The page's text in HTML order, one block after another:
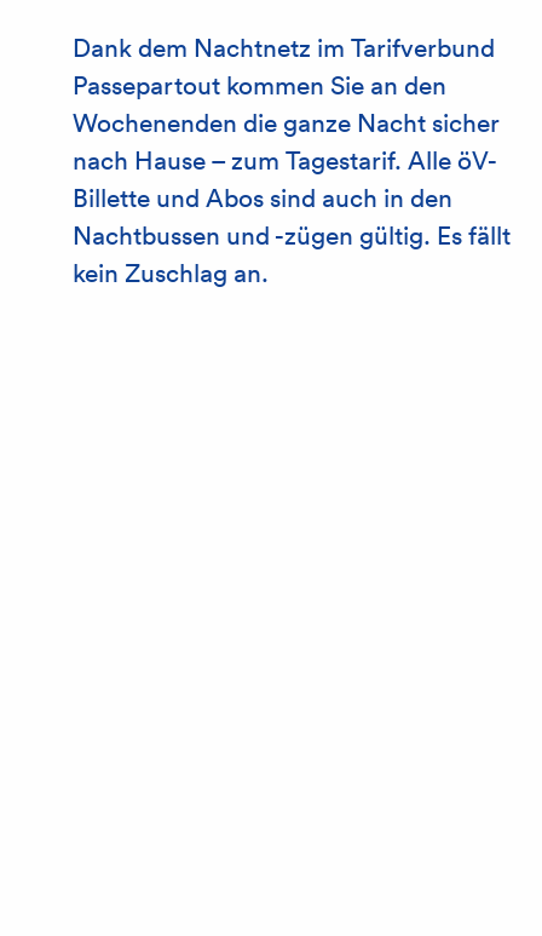
Dank dem Nachtnetz im Tarifverbund
Passepartout kommen Sie an den
Wochenenden die ganze Nacht sicher
nach Hause – zum Tagestarif. Alle öV-
Billette und Abos sind auch in den
Nachtbussen und -zügen gültig. Es fällt
kein Zuschlag an.